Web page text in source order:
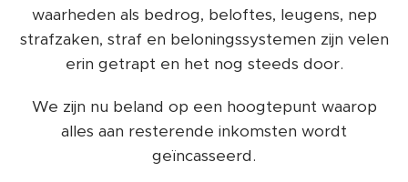
waarheden als bedrog, beloftes, leugens, nep
strafzaken, straf en beloningssystemen zijn velen
erin getrapt en het nog steeds door.
We zijn nu beland op een hoogtepunt waarop
alles aan resterende inkomsten wordt
geïncasseerd.